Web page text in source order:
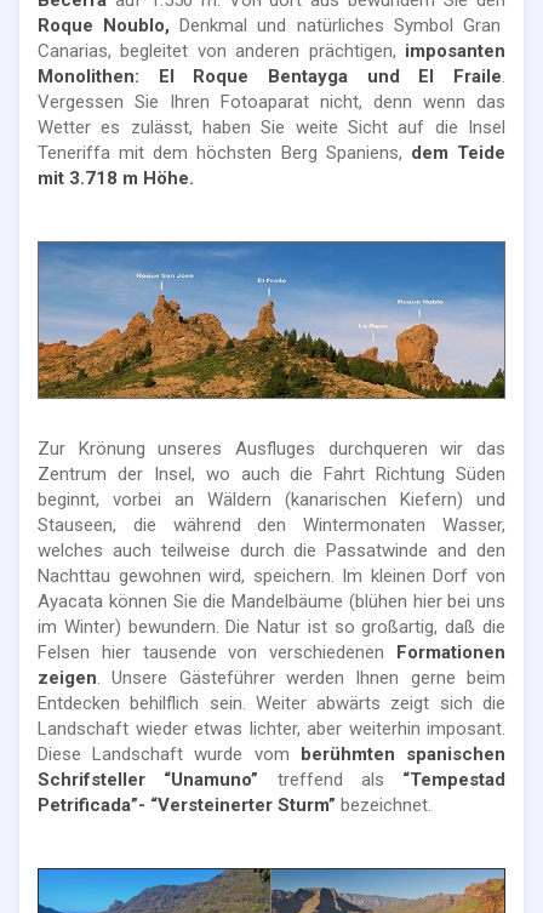
Roque Noublo,Denkmal und natürliches Symbol Gran
Canarias, begleitet von anderen prächtigen, imposanten
Monolithen: El Roque
Bentayga und El Fraile
Vergessen Sie Ihren Fotoaparat nicht, denn wenn das
Wetter es zulässt, haben Sie weite Sicht auf die Insel
Teneriffa mit dem höchsten Berg Spaniens, dem Teide
mit 3.718 m Höhe.
Zur Krönung unseres Ausfluges durchqueren wir das
Zentrum der Insel, wo auch die Fahrt Richtung Süden
beginnt, vorbei an Wäldern (kanarischen Kiefern) und
Stauseen, die während den Wintermonaten Wasser,
welches auch teilweise durch die Passatwinde and den
Nachttau gewohnen wird, speichern. Im kleinen Dorf von
Ayacata können Sie die Mandelbäume (blühen hier bei uns
im Winter) bewundern. Die Natur ist so großartig, daß die
Felsen hier tausende von verschiedenen Formationen
zeigen . Unsere Gästeführer werden Ihnen gerne beim
Entdecken behilflich sein. Weiter abwärts zeigt sich die
Landschaft wieder etwas lichter, aber weiterhin imposant.
Diese Landschaft wurde vom berühmten spanischen
Schrifsteller “Unamuno” treffend als “Tempestad
Petrificada”- “Versteinerter Sturm” bezeichnet.